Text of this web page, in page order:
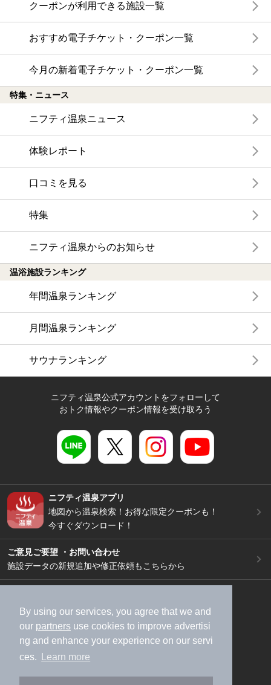
By using our services, you agree that we and
our partners use cookies to improve advertisi
ng and enhance your experience on our servi
ces.
Learn more
クーポンが利用できる施設一覧
おすすめ電子チケット・クーポン一覧
今月の新着電子チケット・クーポン一覧
特集・ニュース
ニフティ温泉ニュース
体験レポート
口コミを見る
特集
ニフティ温泉からのお知らせ
温浴施設ランキング
年間温泉ランキング
月間温泉ランキング
サウナランキング
ニフティ温泉公式アカウントをフォローして
おトク情報やクーポン情報を受け取ろう
ニフティ温泉アプリ
地図から温泉検索！お得な限定クーポンも！
今すぐダウンロード！
ご意見ご要望 ・お問い合わせ
施設データの新規追加や修正依頼もこちらから
加盟店募集（資料請求）
広告出稿のご案内
利用規約
ライフスタイルMEMBERS+規約
特定商取引法に基づく表記
ヘルプ
採用情報
運営会社